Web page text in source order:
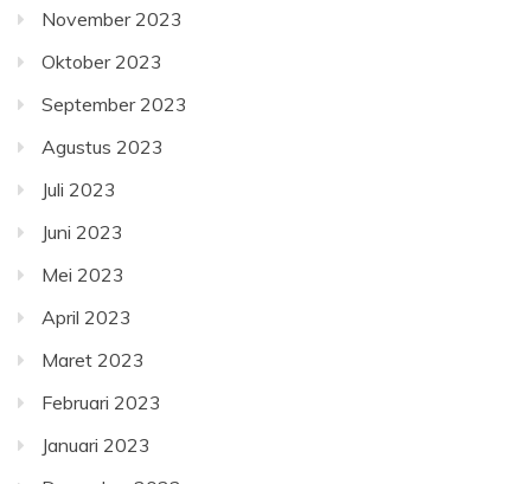
November 2023
Oktober 2023
September 2023
Agustus 2023
Juli 2023
Juni 2023
Mei 2023
April 2023
Maret 2023
Februari 2023
Januari 2023